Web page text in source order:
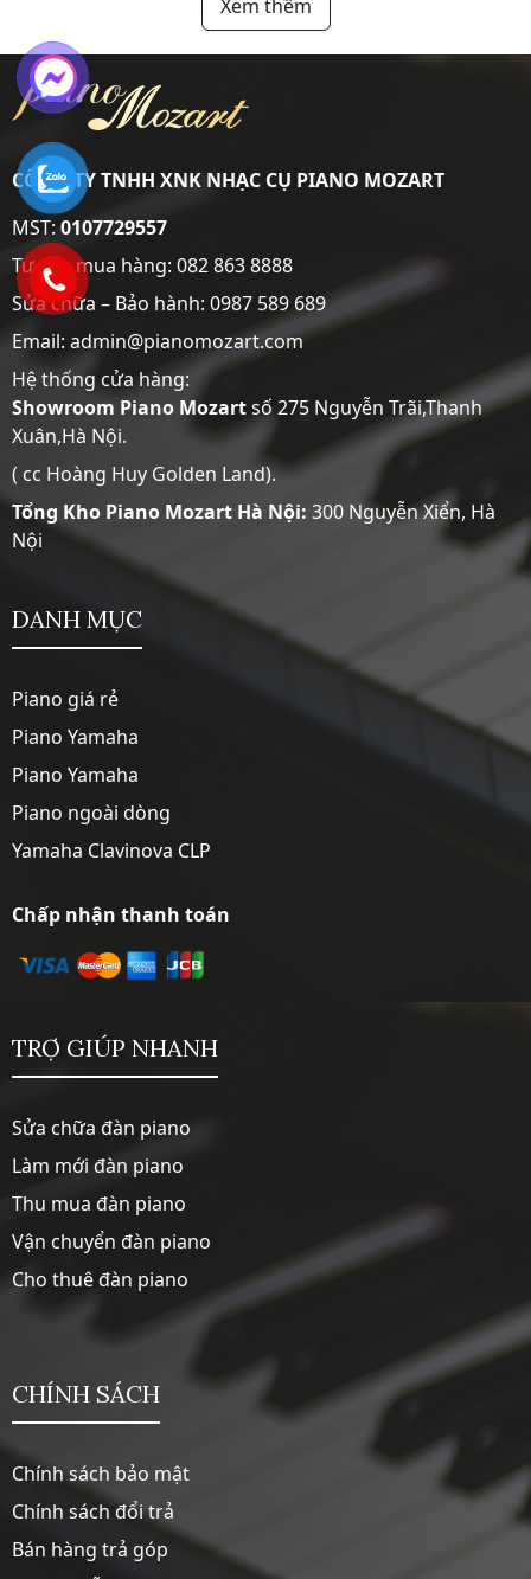
Xem thêm
CÔNG TY TNHH XNK NHẠC CỤ PIANO MOZART
MST:0107729557
Tư vấn mua hàng: 082 863 8888
Sửa chữa – Bảo hành: 0987 589 689
Email: admin@pianomozart.com
Hệ thống cửa hàng:
Showroom Piano Mozartsố 275 Nguyễn Trãi,Thanh
Xuân,Hà Nội.
( cc Hoàng Huy Golden Land).
Tổng Kho Piano Mozart Hà Nội: 300 Nguyễn Xiển, Hà
Nội
DANH MỤC
Piano giá rẻ
Piano Yamaha
Piano Yamaha
Piano ngoài dòng
Yamaha Clavinova CLP
Chấp nhận thanh toán
TRỢ GIÚP NHANH
Sửa chữa đàn piano
Làm mới đàn piano
Thu mua đàn piano
Vận chuyển đàn piano
Cho thuê đàn piano
CHÍNH SÁCH
Chính sách bảo mật
Chính sách đổi trả
Bán hàng trả góp